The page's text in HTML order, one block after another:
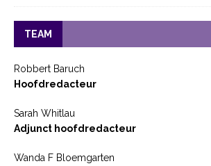
TEAM
Robbert Baruch
Hoofdredacteur
Sarah Whitlau
Adjunct hoofdredacteur
Wanda F Bloemgarten